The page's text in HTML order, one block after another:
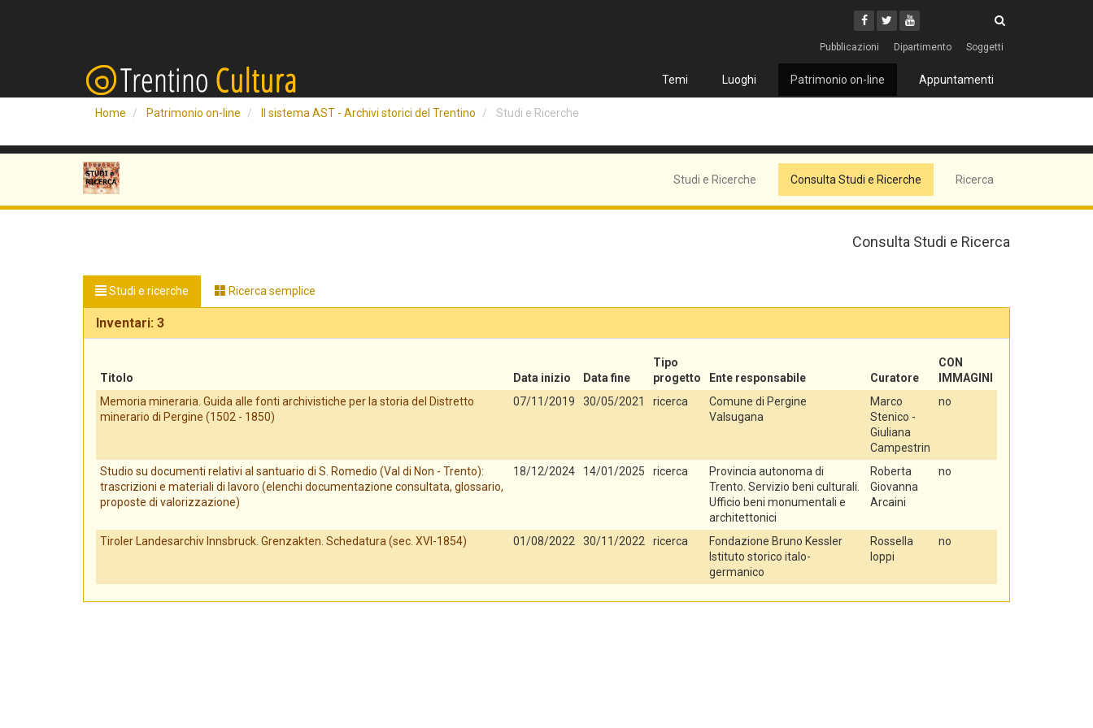
Facebook
Twitter
Youtube
Pubblicazioni Dipartimento Soggetti
Temi Luoghi Patrimonio on-line Appuntamenti
Home Patrimonio on-line Il sistema AST - Archivi storici del Trentino Studi e Ricerche
Studi e Ricerche Consulta Studi e Ricerche Ricerca
Consulta Studi e Ricerca
Studi e ricerche Ricerca semplice
Inventari: 3
Titolo Data inizio Data fine
Tipo
progetto
Ente responsabile Curatore
CON
IMMAGINI
Memoria mineraria. Guida alle fonti archivistiche per la storia del Distretto
minerario di Pergine (1502 - 1850)
07/11/2019 30/05/2021 ricerca
Comune di Pergine
Valsugana
Marco
Stenico -
Giuliana
Campestrin
no
Studio su documenti relativi al santuario di S. Romedio (Val di Non - Trento):
trascrizioni e materiali di lavoro (elenchi documentazione consultata, glossario,
proposte di valorizzazione)
18/12/2024 14/01/2025 ricerca
Provincia autonoma di
Trento. Servizio beni culturali.
Ufficio beni monumentali e
architettonici
Roberta
Giovanna
Arcaini
no
Tiroler Landesarchiv Innsbruck. Grenzakten. Schedatura (sec. XVI-1854) 01/08/2022 30/11/2022 ricerca
Fondazione Bruno Kessler
Istituto storico italo-
germanico
Rossella
Ioppi
no